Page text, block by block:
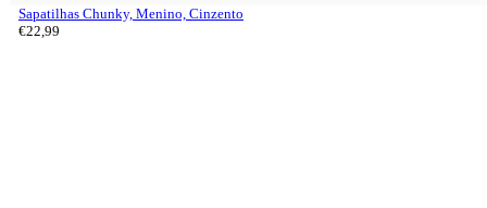
Sapatilhas Chunky, Menino, Cinzento
€22, 99